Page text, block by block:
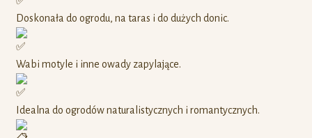
Doskonała do ogrodu, na taras i do dużych donic.
Wabi motyle i inne owady zapylające.
Idealna do ogrodów naturalistycznych i romantycznych.